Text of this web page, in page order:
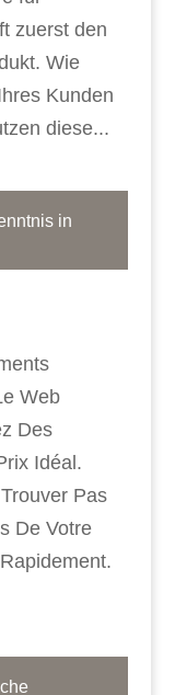
zuerst den
Wie
Kunden
diese...
in
Web
Des
Idéal.
Pas
De Votre